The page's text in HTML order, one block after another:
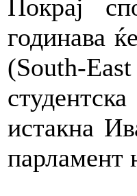
Покрај
годинава
(South-
истакна
парламент